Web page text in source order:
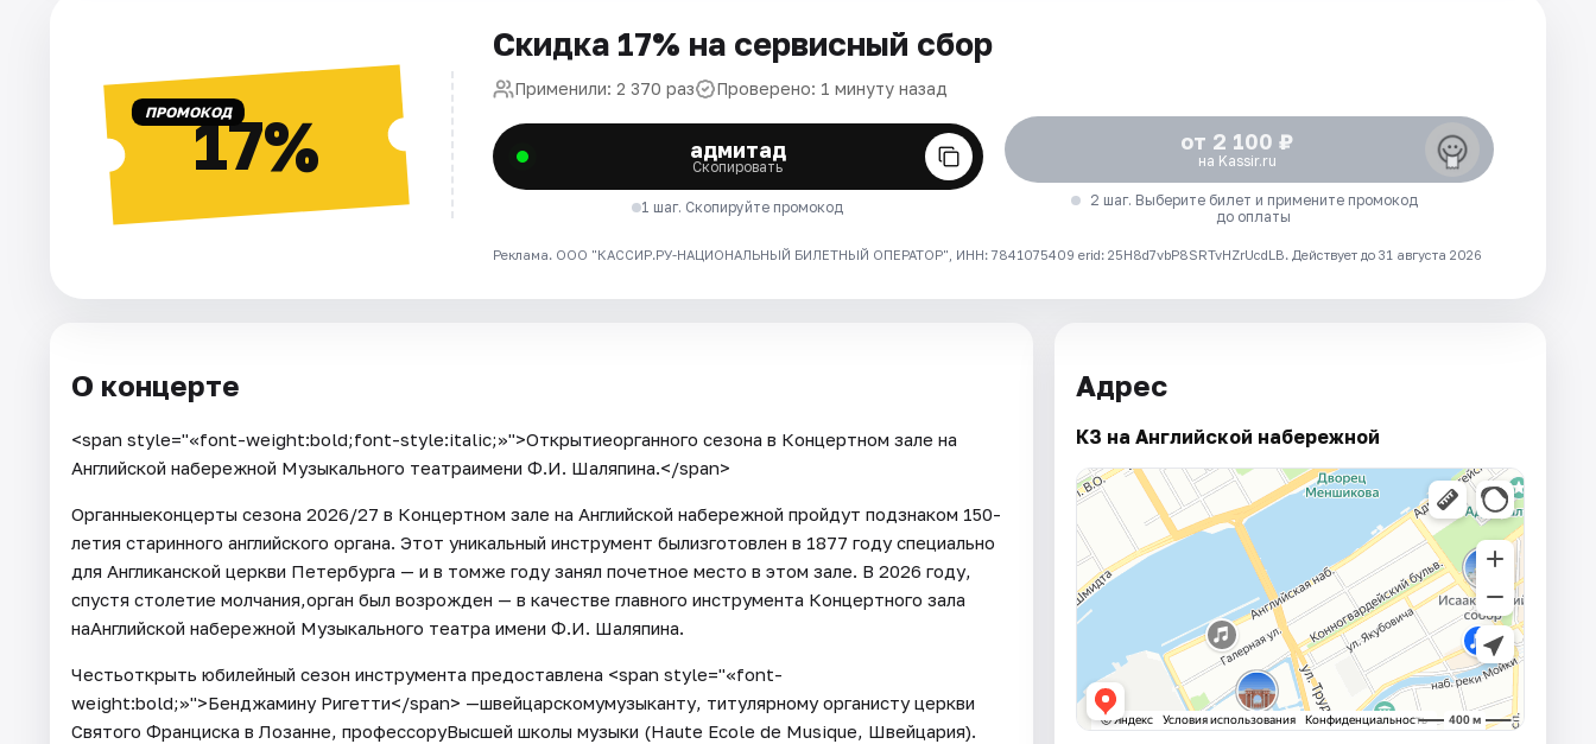
ПРОМОКОД17%
Скидка 17% на сервисный сбор
Применили: 2 370 раз Проверено: 1 минуту назад
адмитад
Скопировать
1 шаг. Скопируйте промокод
от 2 100 ₽
на Kassir.ru
2 шаг. Выберите билет и примените промокод
до оплаты
Реклама. ООО "КАССИР.РУ-НАЦИОНАЛЬНЫЙ БИЛЕТНЫЙ ОПЕРАТОР", ИНН: 7841075409 erid: 25H8d7vbP8SRTvHZrUcdLB. Действует до 31 августа 2026
О концерте
<span style="«font-weight:bold;font-style:italic;»">Открытиеорганного сезона в Концертном зале на
Английской набережной Музыкального театраимени Ф.И. Шаляпина.</span>
Органныеконцерты сезона 2026/27 в Концертном зале на Английской набережной пройдут подзнаком 150-
летия старинного английского органа. Этот уникальный инструмент былизготовлен в 1877 году специально
для Англиканской церкви Петербурга — и в томже году занял почетное место в этом зале. В 2026 году,
спустя столетие молчания,орган был возрожден — в качестве главного инструмента Концертного зала
наАнглийской набережной Музыкального театра имени Ф.И. Шаляпина.
Честьоткрыть юбилейный сезон инструмента предоставлена <span style="«font-
weight:bold;»">Бенджамину Ригетти</span> —швейцарскомумузыканту, титулярному органисту церкви
Святого Франциска в Лозанне, профессоруВысшей школы музыки (Haute Ecole de Musique, Швейцария).
Адрес
КЗ на Английской набережной